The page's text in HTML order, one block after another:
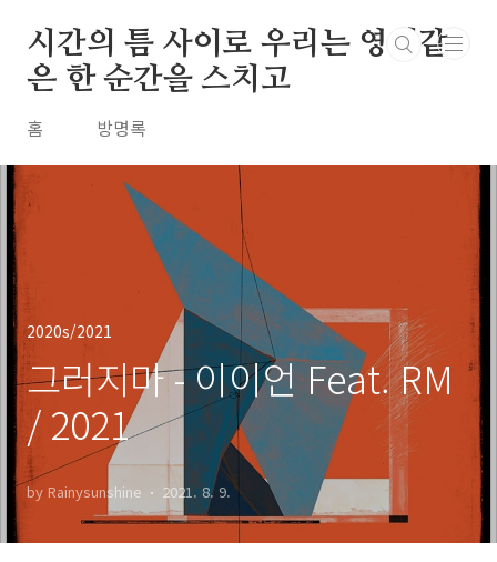
시간의 틈 사이로 우리는 영원같
은 한 순간을 스치고
홈 방명록
2020s/2021
그러지마 - 이이언 Feat. RM
/ 2021
by Rainysunshine 2021. 8. 9.